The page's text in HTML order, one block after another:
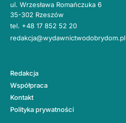
ul. Wrzesława Romańczuka 6
35-302 Rzeszów
tel. +48 17 852 52 20
redakcja@wydawnictwodobrydom.pl
Redakcja
Współpraca
Kontakt
Polityka prywatności